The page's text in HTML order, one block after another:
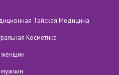
Тайская Медицина
Косметика